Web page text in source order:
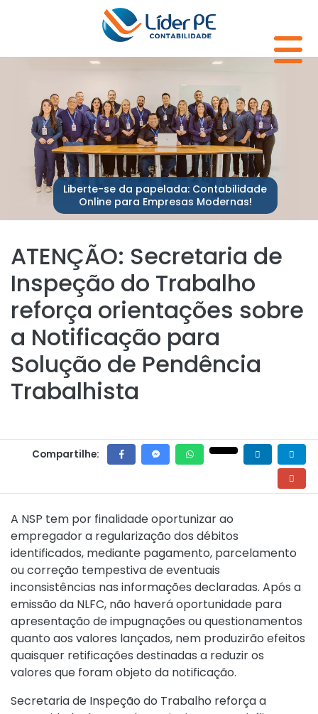
Liberte-se da papelada: Contabilidade
Online para Empresas Modernas!
ATENÇÃO: Secretaria de
Inspeção do Trabalho
reforça orientações sobre
a Notificação para
Solução de Pendência
Trabalhista
Compartilhe:
A NSP tem por finalidade oportunizar ao
empregador a regularização dos débitos
identificados, mediante pagamento, parcelamento
ou correção tempestiva de eventuais
inconsistências nas informações declaradas. Após a
emissão da NLFC, não haverá oportunidade para
apresentação de impugnações ou questionamentos
quanto aos valores lançados, nem produzirão efeitos
quaisquer retificações destinadas a reduzir os
valores que foram objeto da notificação.
Secretaria de Inspeção do Trabalho reforça a